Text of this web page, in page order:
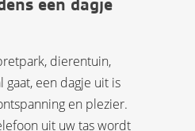
dierentuin,
gaat, een dagje uit is
en plezier.
uit uw tas wordt